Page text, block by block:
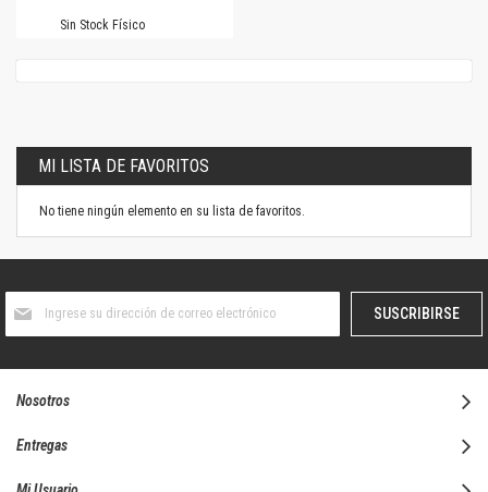
Sin Stock Físico
MI LISTA DE FAVORITOS
No tiene ningún elemento en su lista de favoritos.
boletín
SUSCRIBIRSE
Nosotros
Entregas